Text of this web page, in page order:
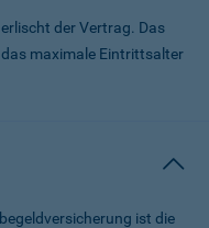
der Vertrag. Das
maximale Eintrittsalter
ist die